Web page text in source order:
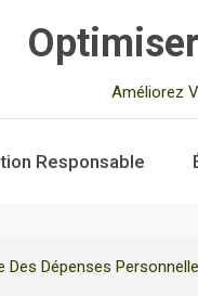
Améliorez
Responsable
Des Dépenses